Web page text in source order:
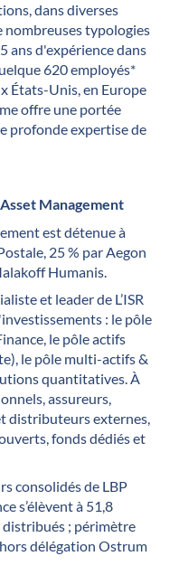
dans diverses
nombreuses typologies
ans d'expérience dans
620 employés*
États-Unis, en Europe
offre une portée
profonde expertise de
Management
est détenue à
25 % par Aegon
Humanis.
et leader de L’ISR
: le pôle
le pôle actifs
le pôle multi-actifs &
quantitatives. À
assureurs,
distributeurs externes,
fonds dédiés et
consolidés de LBP
s’élèvent à 51,8
distribués ; périmètre
délégation Ostrum